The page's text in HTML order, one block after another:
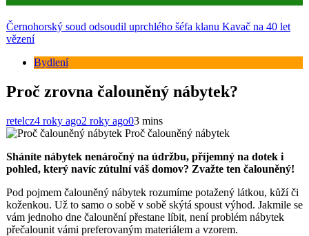
Černohorský soud odsoudil uprchlého šéfa klanu Kavač na 40 let
vězení
Bydlení
Proč zrovna čalouněný nábytek?
retelcz4 roky ago2 roky ago03 mins
Proč čalouněný nábytek
Sháníte nábytek nenáročný na údržbu, příjemný na dotek i
pohled, který navíc zútulní váš domov? Zvažte ten čalouněný!
Pod pojmem čalouněný nábytek rozumíme potažený látkou, kůží či
koženkou. Už to samo o sobě v sobě skýtá spoust výhod. Jakmile se
vám jednoho dne čalounění přestane líbit, není problém nábytek
přečalounit vámi preferovaným materiálem a vzorem.